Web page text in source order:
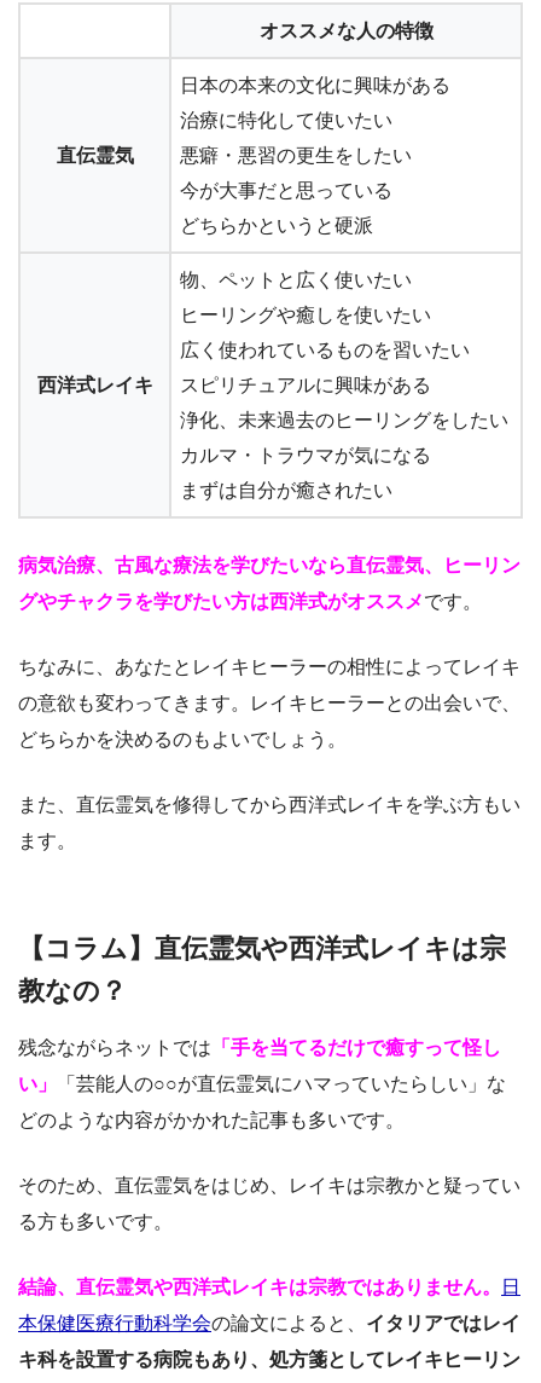
オススメな人の特徴
直伝霊気
日本の本来の文化に興味がある
治療に特化して使いたい
悪癖・悪習の更生をしたい
今が大事だと思っている
どちらかというと硬派
西洋式レイキ
物、ペットと広く使いたい
ヒーリングや癒しを使いたい
広く使われているものを習いたい
スピリチュアルに興味がある
浄化、未来過去のヒーリングをしたい
カルマ・トラウマが気になる
まずは自分が癒されたい
病気治療、古風な療法を学びたいなら直伝霊気、ヒーリン
グやチャクラを学びたい方は西洋式がオススメです。
ちなみに、あなたとレイキヒーラーの相性によってレイキ
の意欲も変わってきます。レイキヒーラーとの出会いで、
どちらかを決めるのもよいでしょう。
また、直伝霊気を修得してから西洋式レイキを学ぶ方もい
ます。
【コラム】直伝霊気や西洋式レイキは宗
教なの？
残念ながらネットでは 「手を当てるだけで癒すって怪し
い」
「芸能人の○○が直伝霊気にハマっていたらしい」な
どのような内容がかかれた記事も多いです。
そのため、直伝霊気をはじめ、レイキは宗教かと疑ってい
る方も多いです。
結論、直伝霊気や西洋式レイキは宗教ではありません。
日
本保健医療行動科学会の論文によると、 イタリアではレイ
キ科を設置する病院もあり、処方箋としてレイキヒーリン